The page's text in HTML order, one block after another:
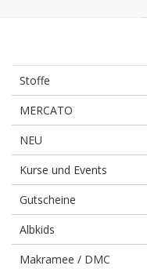
Stoffe
MERCATO
NEU
Kurse und Events
Gutscheine
Albkids
Makramee / DMC